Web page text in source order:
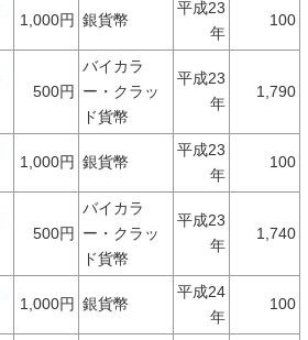
1,000円 銀貨幣
平成23
年
100
500円
バイカラ
ー・クラッ
ド貨幣
平成23
年
1,790
1,000円 銀貨幣
平成23
年
100
500円
バイカラ
ー・クラッ
ド貨幣
平成23
年
1,740
1,000円 銀貨幣
平成24
年
100